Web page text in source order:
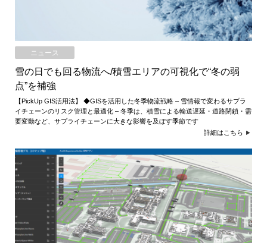
ニュース
雪の日でも回る物流へ/積雪エリアの可視化で“冬の弱
点”を補強
【PickUp GIS活用法】 ◆GISを活用した冬季物流戦略 – 雪情報で変わるサプラ
イチェーンのリスク管理と最適化 – 冬季は、積雪による輸送遅延・道路閉鎖・需
要変動など、サプライチェーンに大きな影響を及ぼす季節です
詳細はこちら